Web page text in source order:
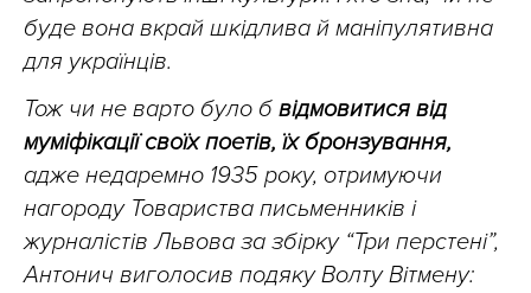
буде вона вкрай шкідлива й маніпулятивна
для українців.
Тож чи не варто було б відмовитися від
муміфікації своїх поетів, їх бронзування,
адже недаремно 1935 року, отримуючи
нагороду Товариства письменників і
журналістів Львова за збірку “Три перстені”,
Антонич виголосив подяку Волту Вітмену: